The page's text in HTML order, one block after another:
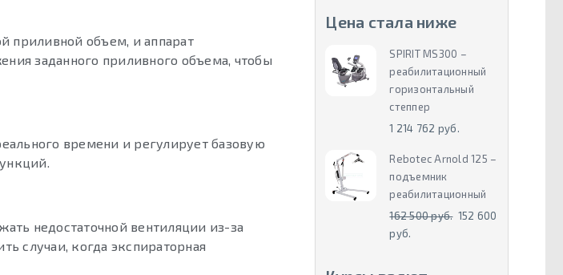
приливной объем, и аппарат
заданного приливного объема, чтобы
времени и регулирует базовую
недостаточной вентиляции из-за
случаи, когда экспираторная
Цена стала ниже
SPIRIT MS300 –
реабилитационный
горизонтальный
степпер
1 214 762 руб.
Rebotec Arnold 125 –
подъемник
реабилитационный
162 500 руб. 152 600
руб.